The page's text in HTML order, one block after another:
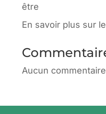
être
En savoir plus sur
Aucun